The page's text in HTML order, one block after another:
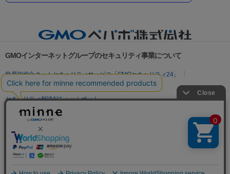
GMOインターネットグループのセキュリティ事業について
世界初総合ネットセキュリティサービス「GMOセキュリティ24」
パスワード漏洩診断
Webサイトリスク診断
セキュリティ相談AIチャットボット
実在証明・盗聴対策
サイバー攻撃対策（GMO Flatt Security）
セキュリティ事業の軌跡